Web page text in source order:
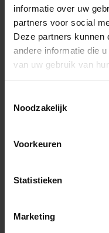
informatie over uw
partners voor social
Deze partners kunnen
andere informatie die
van uw gebruik van
Noodzakelijk
Voorkeuren
Statistieken
Marketing